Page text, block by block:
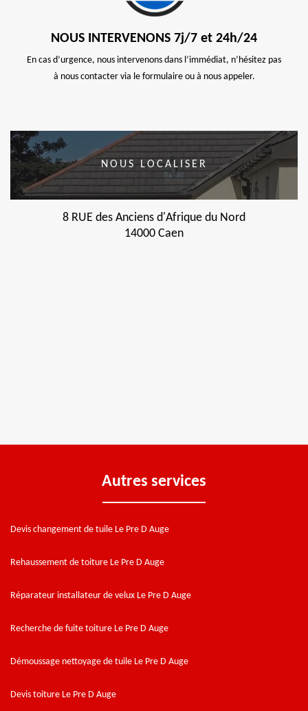
NOUS INTERVENONS 7j/7 et 24h/24
En cas d’urgence, nous intervenons dans l’immédiat, n’hésitez pas
à nous contacter via le formulaire ou à nous appeler.
NOUS LOCALISER
8 RUE des Anciens d'Afrique du Nord
14000 Caen
Autres services
Devis changement de tuile Le Pre D Auge
Rehaussement de toiture Le Pre D Auge
Réparateur installateur de velux Le Pre D Auge
Recherche de fuite toiture Le Pre D Auge
Démoussage nettoyage de tuile Le Pre D Auge
Devis toiture Le Pre D Auge